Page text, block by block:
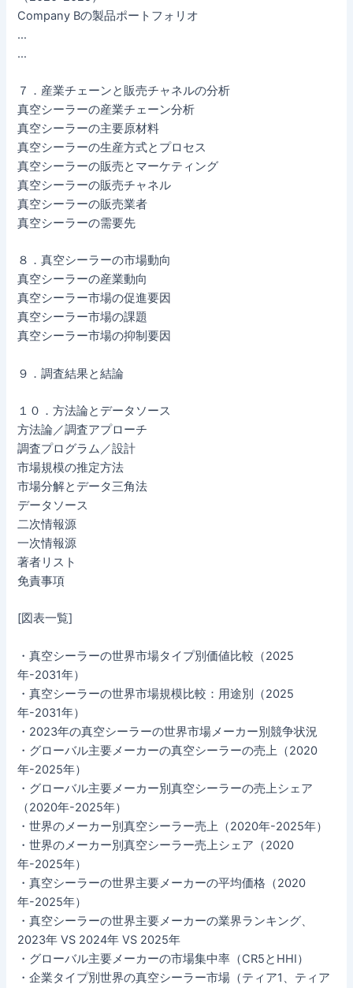
Company Bの製品ポートフォリオ
…
…
７．産業チェーンと販売チャネルの分析
真空シーラーの産業チェーン分析
真空シーラーの主要原材料
真空シーラーの生産方式とプロセス
真空シーラーの販売とマーケティング
真空シーラーの販売チャネル
真空シーラーの販売業者
真空シーラーの需要先
８．真空シーラーの市場動向
真空シーラーの産業動向
真空シーラー市場の促進要因
真空シーラー市場の課題
真空シーラー市場の抑制要因
９．調査結果と結論
１０．方法論とデータソース
方法論／調査アプローチ
調査プログラム／設計
市場規模の推定方法
市場分解とデータ三角法
データソース
二次情報源
一次情報源
著者リスト
免責事項
[図表一覧]
・真空シーラーの世界市場タイプ別価値比較（2025
年-2031年）
・真空シーラーの世界市場規模比較：用途別（2025
年-2031年）
・2023年の真空シーラーの世界市場メーカー別競争状況
・グローバル主要メーカーの真空シーラーの売上（2020
年-2025年）
・グローバル主要メーカー別真空シーラーの売上シェア
（2020年-2025年）
・世界のメーカー別真空シーラー売上（2020年-2025年）
・世界のメーカー別真空シーラー売上シェア（2020
年-2025年）
・真空シーラーの世界主要メーカーの平均価格（2020
年-2025年）
・真空シーラーの世界主要メーカーの業界ランキング、
2023年 VS 2024年 VS 2025年
・グローバル主要メーカーの市場集中率（CR5とHHI）
・企業タイプ別世界の真空シーラー市場（ティア1、ティア